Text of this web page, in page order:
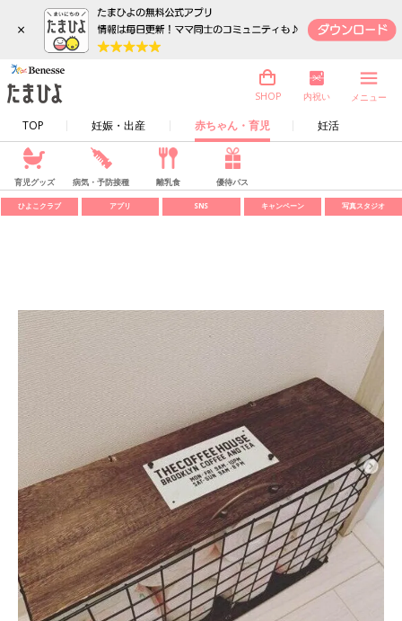
×
TOP 妊娠・出産 赤ちゃん・育児 妊活
SHOP 内祝い メニュー
育児グッズ 病気・予防接種 離乳食 優待パス
ひよこクラブ アプリ SNS キャンペーン 写真スタジオ